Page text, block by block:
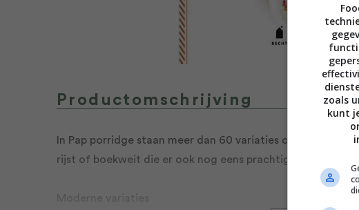
Productomschrijving
In Pap porridge staan meer dan 60 variaties op pap.
rijst of boekweit die er ook nog eens prachtig uitzien!
zoals
kunt